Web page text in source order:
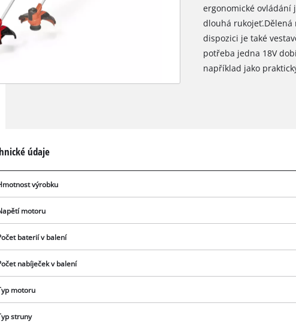
ergonomické ovládání
dlouhá
dispozici je také
potřeba jedna 18V
například jako
údaje
výrobku
motoru
baterií v balení
nabíječek v balení
motoru
struny